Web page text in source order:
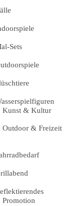
Sets
Kunst & Kultur
Outdoor & Freizeit
Promotion